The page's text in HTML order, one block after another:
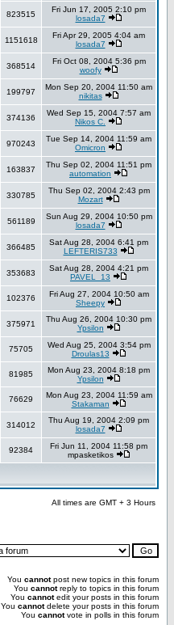
823515
Fri Jun 17, 2005 2:10 pm
losada7
1151618
Fri Apr 29, 2005 4:04 am
losada7
368514
Fri Oct 08, 2004 5:36 pm
woofy
199797
Mon Sep 20, 2004 11:50 am
nikitas
374136
Wed Sep 15, 2004 7:57 am
Nikos C.
970243
Tue Sep 14, 2004 11:59 am
Omicron
163837
Thu Sep 02, 2004 11:51 pm
automation
330785
Thu Sep 02, 2004 2:43 pm
Mozart
561189
Sun Aug 29, 2004 10:50 pm
losada7
366485
Sat Aug 28, 2004 6:41 pm
LEFTERIS733
353683
Sat Aug 28, 2004 4:21 pm
PAVEL_13
102376
Fri Aug 27, 2004 10:50 am
Sheepy
375971
Thu Aug 26, 2004 10:30 pm
Ypsilon
75705
Wed Aug 25, 2004 3:54 pm
Droulas13
81985
Mon Aug 23, 2004 8:18 pm
Ypsilon
76629
Mon Aug 23, 2004 11:59 am
Stakaman
314012
Thu Aug 19, 2004 2:09 pm
losada7
92384
Fri Jun 11, 2004 11:58 pm
mpasketikos
All times are GMT + 3 Hours
You cannotpost new topics in this forum
You cannotreply to topics in this forum
You cannotedit your posts in this forum
You cannotdelete your posts in this forum
You cannotvote in polls in this forum